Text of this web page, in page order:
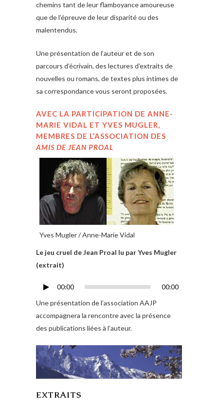
chemins tant de leur flamboyance amoureuse
que de l’épreuve de leur disparité ou des
malentendus.
Une présentation de l’auteur et de son
parcours d’écrivain, des lectures d’extraits de
nouvelles ou romans, de textes plus intimes de
sa correspondance vous seront proposées.
AVEC LA PARTICIPATION DE ANNE-
MARIE VIDAL ET YVES MUGLER,
MEMBRES DE L’ASSOCIATION DES
AMIS DE JEAN PROAL
Yves Mugler / Anne-Marie Vidal
Le jeu cruel de Jean Proal lu par Yves Mugler
(extrait)
Lecteur
audio
00:00 00:00
Une présentation de l’association AAJP
accompagnera la rencontre avec la présence
des publications liées à l’auteur.
EXTRAITS